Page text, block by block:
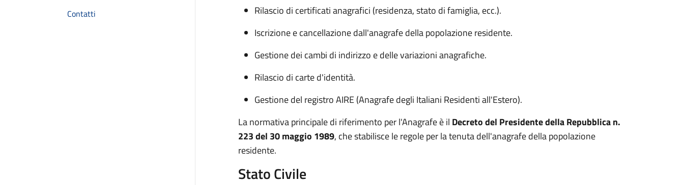
Contatti
Rilascio di certificati anagrafici (residenza, stato di famiglia, ecc.).
Iscrizione e cancellazione dall'anagrafe della popolazione residente.
Gestione dei cambi di indirizzo e delle variazioni anagrafiche.
Rilascio di carte d'identità.
Gestione del registro AIRE (Anagrafe degli Italiani Residenti all'Estero).
La normativa principale di riferimento per l'Anagrafe è il Decreto del Presidente della Repubblica n.
223 del 30 maggio 1989, che stabilisce le regole per la tenuta dell'anagrafe della popolazione
residente.
Stato Civile